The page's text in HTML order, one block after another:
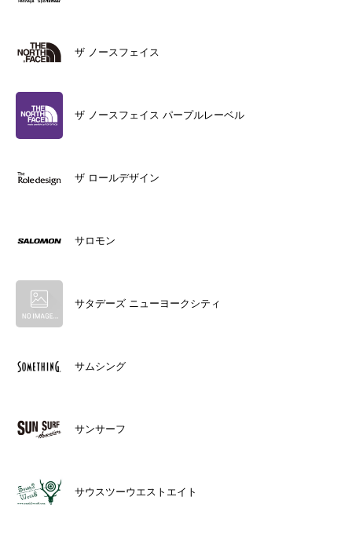
ザ ノースフェイス
ザ ノースフェイス パープルレーベル
ザ ロールデザイン
サロモン
サタデーズ ニューヨークシティ
サムシング
サンサーフ
サウスツーウエストエイト